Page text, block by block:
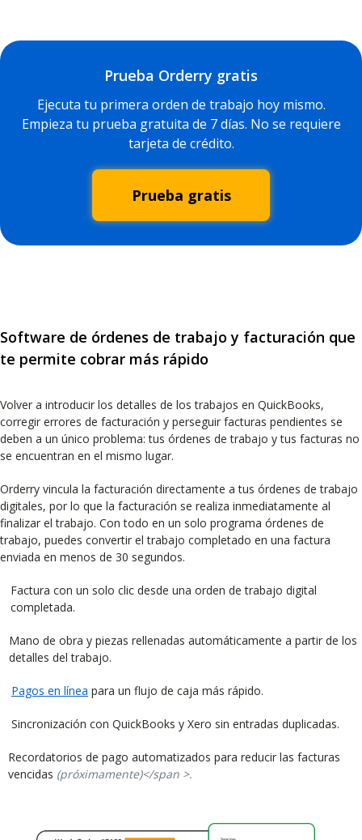
Prueba Orderry gratis
Ejecuta tu primera orden de trabajo hoy mismo.
Empieza tu prueba gratuita de 7 días. No se requiere
tarjeta de crédito.
Prueba gratis
Software de órdenes de trabajo y facturación que
te permite cobrar más rápido
Volver a introducir los detalles de los trabajos en QuickBooks,
corregir errores de facturación y perseguir facturas pendientes se
deben a un único problema: tus órdenes de trabajo y tus facturas no
se encuentran en el mismo lugar.
Orderry vincula la facturación directamente a tus órdenes de trabajo
digitales, por lo que la facturación se realiza inmediatamente al
finalizar el trabajo. Con todo en un solo programa órdenes de
trabajo, puedes convertir el trabajo completado en una factura
enviada en menos de 30 segundos.
Factura con un solo clic desde una orden de trabajo digital
completada.
Mano de obra y piezas rellenadas automáticamente a partir de los
detalles del trabajo.
Pagos en línea para un flujo de caja más rápido.
Sincronización con QuickBooks y Xero sin entradas duplicadas.
Recordatorios de pago automatizados para reducir las facturas
vencidas (próximamente)</span >.